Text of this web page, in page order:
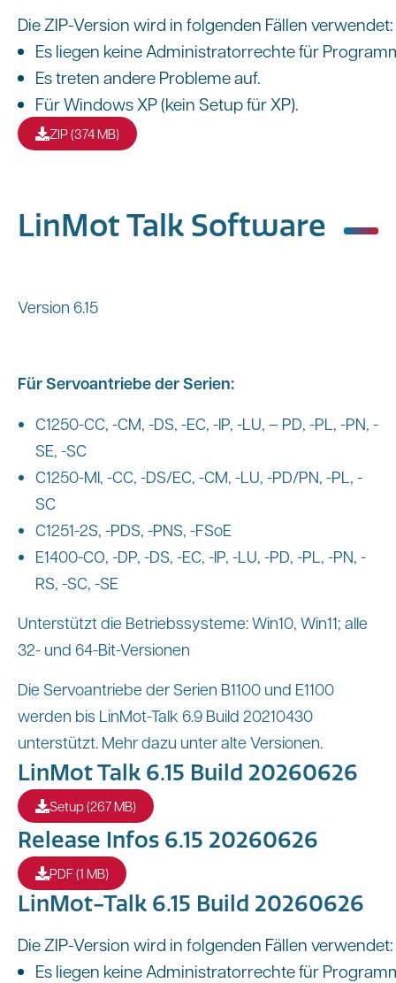
Die ZIP-Version wird in folgenden Fällen verwendet:
Es liegen keine Administratorrechte für
Es treten andere Probleme auf.
Für Windows XP (kein Setup für XP).
ZIP (374 MB)
LinMot Talk Software
Version 6.15
Für Servoantriebe der Serien:
C1250-CC, -CM, -DS, -EC, -IP, -LU, – PD, -PL, -PN, -
SE, -SC
C1250-MI, -CC, -DS/EC, -CM, -LU, -PD/PN, -PL, -
SC
C1251-2S, -PDS, -PNS, -FSoE
E1400-CO, -DP, -DS, -EC, -IP, -LU, -PD, -PL, -PN, -
RS, -SC, -SE
Unterstützt die Betriebssysteme: Win10, Win11; alle
32- und 64-Bit-Versionen
Die Servoantriebe der Serien B1100 und E1100
werden bis LinMot-Talk 6.9 Build 20210430
unterstützt. Mehr dazu unter alte Versionen.
LinMot Talk 6.15 Build 20260626
Setup (267 MB)
Release Infos 6.15 20260626
PDF (1 MB)
LinMot-Talk 6.15 Build 20260626
Die ZIP-Version wird in folgenden Fällen verwendet:
Es liegen keine Administratorrechte für